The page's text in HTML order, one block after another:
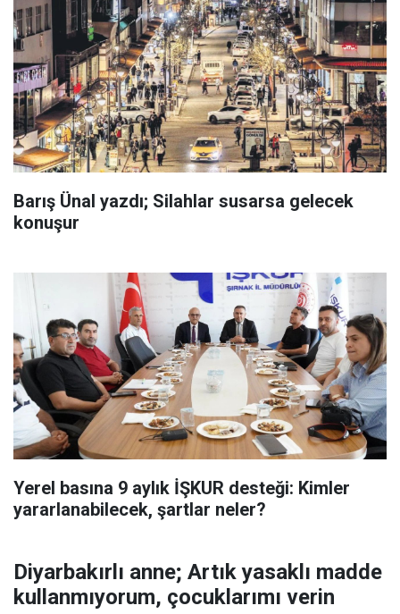
Barış Ünal yazdı; Silahlar susarsa gelecek
konuşur
Yerel basına 9 aylık İŞKUR desteği: Kimler
yararlanabilecek, şartlar neler?
Diyarbakırlı anne; Artık yasaklı madde
kullanmıyorum, çocuklarımı verin